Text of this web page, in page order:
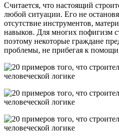
Считается, что настоящий
любой ситуации. Его не
отсутствие инструментов,
навыков. Для многих пофигизм
поэтому некоторые граждане
проблемы, не прибегая к